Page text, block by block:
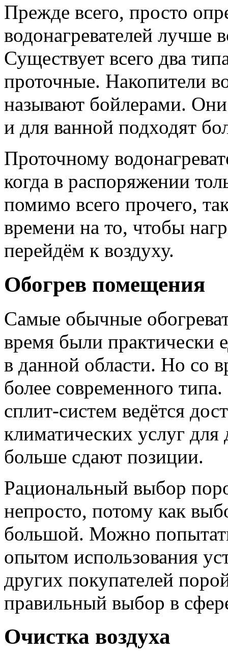
Прежде всего, просто
водонагревателей лучше
Существует всего два
проточные. Накопители
называют бойлерами.
и для ванной подходят
Проточному
когда в распоряжении
помимо всего прочего,
времени на то, чтобы
перейдём к воздуху.
Обогрев помещения
Самые обычные
время были практически
в данной области. Но со
более современного
сплит-систем ведётся
климатических услуг для
больше сдают позиции.
Рациональный выбор
непросто, потому как
большой. Можно
опытом использования
других покупателей
правильный выбор в
Очистка воздуха